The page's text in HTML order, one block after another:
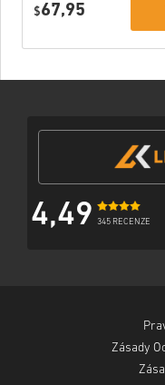
Deluxe Edition
$67,95
4,49 345 RECENZE
Zásady